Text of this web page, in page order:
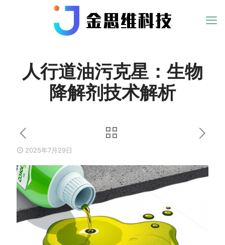
人行道油污克星：生物
降解剂技术解析
2025年7月29日